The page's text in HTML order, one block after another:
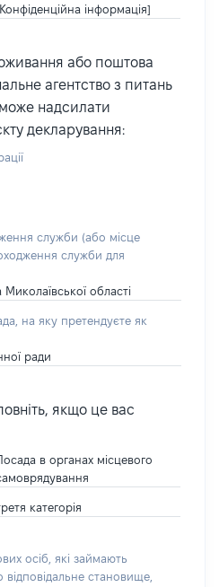
інформація]
або поштова
агентство з питань
може надсилати
декларування:
служби (або місце
служби для
області
на яку претендуєте як
ради
якщо це вас
в органах місцевого
категорія
осіб, які займають
відповідальне становище,